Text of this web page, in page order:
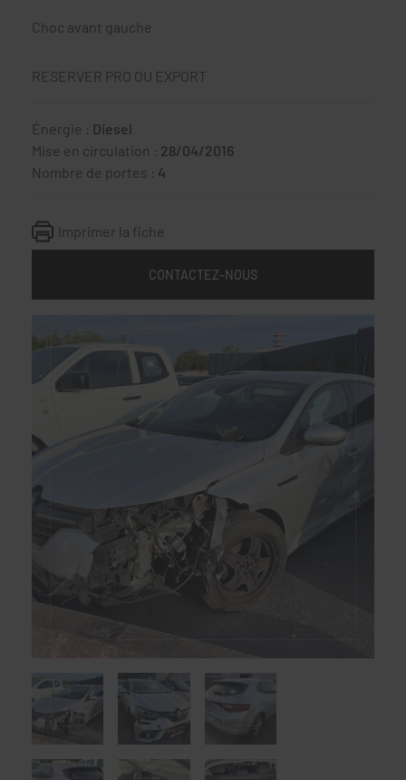
Choc avant gauche
RESERVER PRO OU EXPORT
Énergie : Diesel
Mise en circulation : 28/04/2016
Nombre de portes : 4
Imprimer la fiche
CONTACTEZ-NOUS